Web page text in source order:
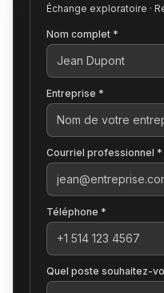
Échange exploratoire ·
Nom complet *
Entreprise *
Courriel professionnel *
Téléphone *
Quel poste souhaitez-